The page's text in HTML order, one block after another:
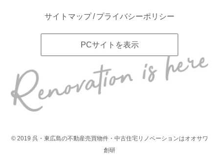
サイトマップ プライバシーポリシー
PCサイトを表示
© 2019 呉・東広島の不動産売買物件・中古住宅リノベーションはオオサワ
創研